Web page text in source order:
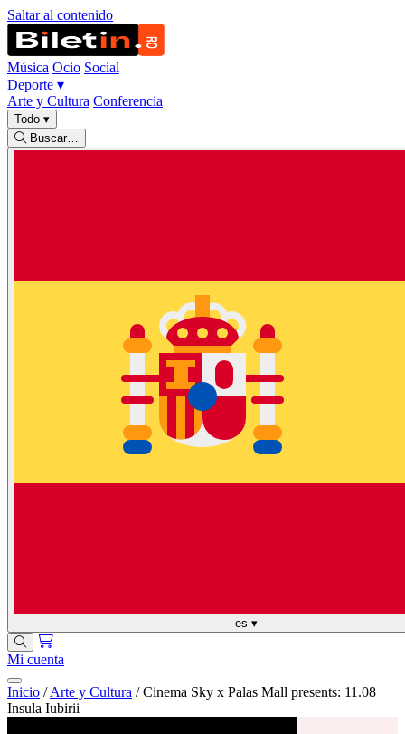
Saltar al contenido
Música Ocio Social
Deporte ▾
Arte y Cultura Conferencia
Todo ▾
Buscar…
es ▾
Mi cuenta
Inicio / Arte y Cultura / Cinema Sky x Palas Mall presents: 11.08
Insula Iubirii